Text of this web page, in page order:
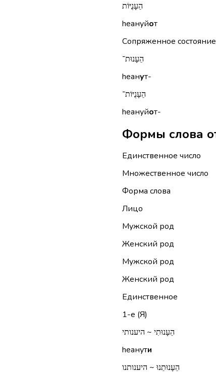
הֵעָנֻיּוֹת
hеануйот
Сопряженное состояние
הֵעָנוּת־
hеанут-
הֵעָנֻיּוֹת־
hеануйот-
Единственное число
Множественное число
Форма слова
Лицо
Мужской род
Женский род
Мужской род
Женский род
Единственное
1-е (Я)
הֵעָנוּתִי ~ היענותי
hеанути
הֵעָנוּתֵנוּ ~ היענותנו